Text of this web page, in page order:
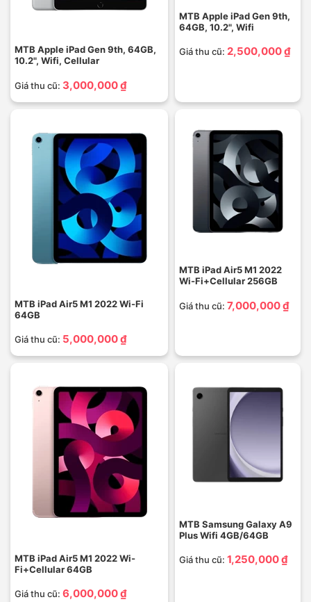
MTB Apple iPad Gen 9th, 64GB,
10.2", Wifi, Cellular
Giá thu cũ: 3,000,000 ₫
MTB Apple iPad Gen 9th,
64GB, 10.2", Wifi
Giá thu cũ: 2,500,000 ₫
MTB iPad Air5 M1 2022 Wi-Fi
64GB
Giá thu cũ: 5,000,000 ₫
MTB iPad Air5 M1 2022
Wi-Fi+Cellular 256GB
Giá thu cũ: 7,000,000 ₫
MTB iPad Air5 M1 2022 Wi-
Fi+Cellular 64GB
Giá thu cũ: 6,000,000 ₫
MTB Samsung Galaxy A9
Plus Wifi 4GB/64GB
Giá thu cũ: 1,250,000 ₫